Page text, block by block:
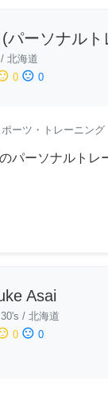
パーソナルト
/ 北海道
0 sentiment_dissatisfied 0
ーツ・トレーニング
パーソナルトレ
Asai
30's / 北海道
0 sentiment_dissatisfied 0